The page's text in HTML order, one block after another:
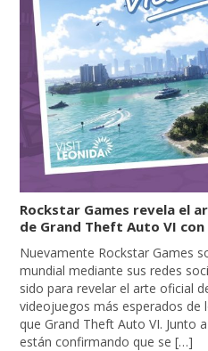
Rockstar Games revela el
de Grand Theft Auto VI
Nuevamente Rockstar Games
mundial mediante sus redes
sido para revelar el arte oficial
videojuegos más esperados
que Grand Theft Auto VI. Junto
están confirmando que se […]